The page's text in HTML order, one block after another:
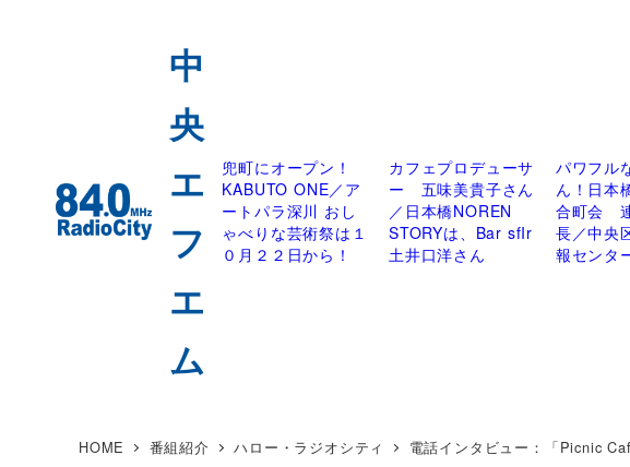
兜町にオープン！
KABUTO ONE／ア
ートパラ深川 おし
ゃべりな芸術祭は１
０月２２日から！
カフェプロデューサ
ー 五味美貴子さん
／日本橋NOREN
STORYは、Bar sfIr
土井口洋さん
パワフル
ん！日本
合町会
長／中央
報センタ
HOME 番組紹介 ハロー・ラジオシティ 電話インタビュー：「Picnic